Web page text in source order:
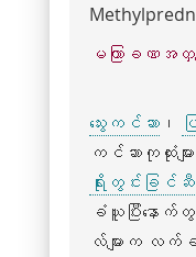
မကြာခဏအ
သွေးကင်ဆာ၊
ကင်ဆာကုထုံးမျာ
ရိုးတွင်းခြင်
ခံယူပြီးနေ
လ်များက လ